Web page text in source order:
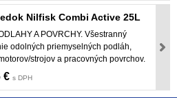
Nilfisk Combi Active 25L
A POVRCHY. Všestranný
odolných priemyselných podláh,
strojov a pracovných povrchov.
€ s DPH